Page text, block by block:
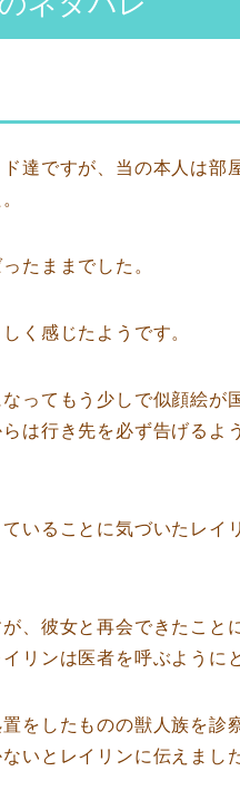
達ですが、当の本人は部
たままでした。
く感じたようです。
ってもう少しで似顔絵が
は行き先を必ず告げるよ
いることに気づいたレイ
、彼女と再会できたこと
リンは医者を呼ぶように
をしたものの獣人族を診
いとレイリンに伝えまし